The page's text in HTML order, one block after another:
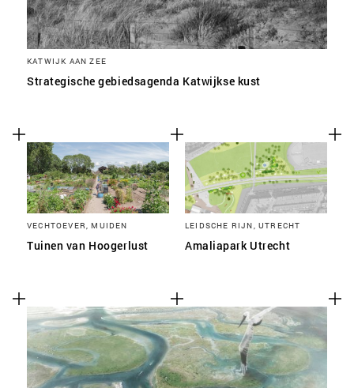
KATWIJK AAN ZEE
Strategische gebiedsagenda Katwijkse kust
VECHTOEVER, MUIDEN
Tuinen van Hoogerlust
LEIDSCHE RIJN, UTRECHT
Amaliapark Utrecht